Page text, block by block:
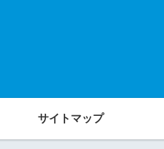
サイトマップ